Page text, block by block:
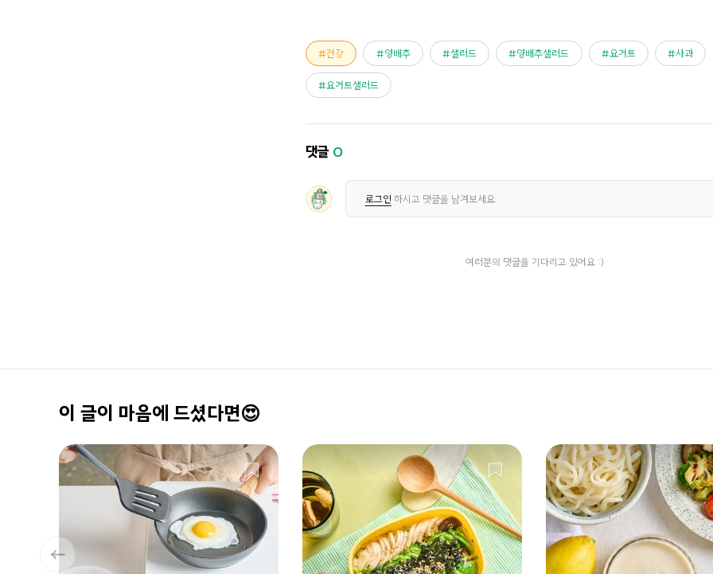
건강 양배추 샐러드 양배추샐러드 요거트 사과
요거트샐러드
댓글 0
로그인 하시고 댓글을 남겨보세요.
여러분의 댓글을 기다리고 있어요 :)
이 글이 마음에 드셨다면😍